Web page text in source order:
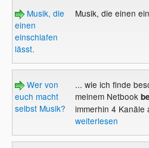
Musik, die
einen
einschlafen
lässt.
Musik, die einen
Wer von
euch macht
selbst Musik?
... wie ich finde
meinem Netbook
immerhin 4 Kanäle
weiterlesen